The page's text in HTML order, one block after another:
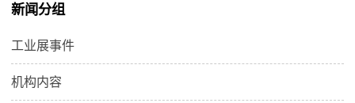
新闻分组
工业展事件
机构内容